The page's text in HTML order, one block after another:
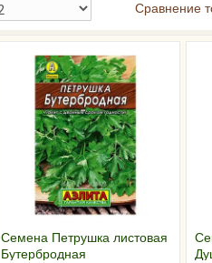
Сравнение
Семена Петрушка листовая
Бутербродная